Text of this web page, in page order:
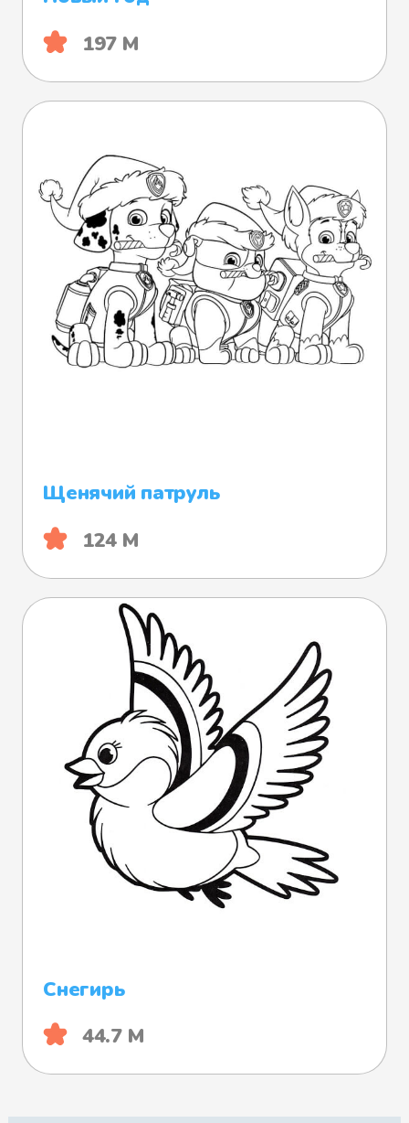
197 М
Щенячий патруль
124 М
Снегирь
44.7 М